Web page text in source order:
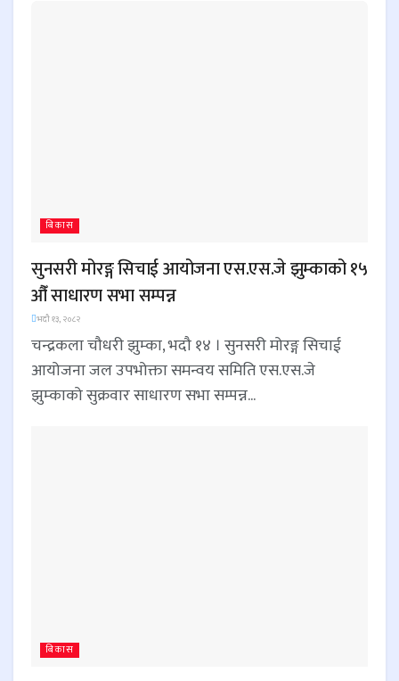
बिकास
सुनसरी मोरङ्ग सिचाई आयोजना एस.एस.जे झुम्काको १५
औँ साधारण सभा सम्पन्न
भदौ १३, २०८२
चन्द्रकला चौधरी झुम्का, भदौ १४ । सुनसरी मोरङ्ग सिचाई
आयोजना जल उपभोक्ता समन्वय समिति एस.एस.जे
झुम्काको सुक्रवार साधारण सभा सम्पन्न...
बिकास